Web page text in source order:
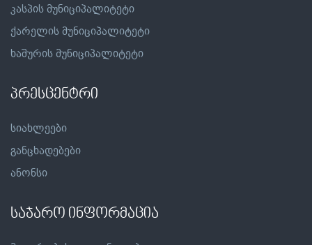
კასპის მუნიციპალიტეტი
ქარელის მუნიციპალიტეტი
ხაშურის მუნიციპალიტეტი
პრესცენტრი
სიახლეები
განცხადებები
ანონსი
საჯარო ინფორმაცია